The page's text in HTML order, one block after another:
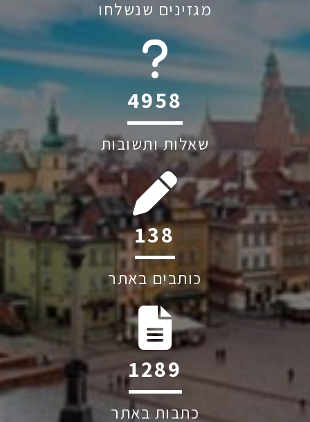
מגזינים שנשלחו
6045
שאלות ותשובות
181
כותבים באתר
1689
כתבות באתר